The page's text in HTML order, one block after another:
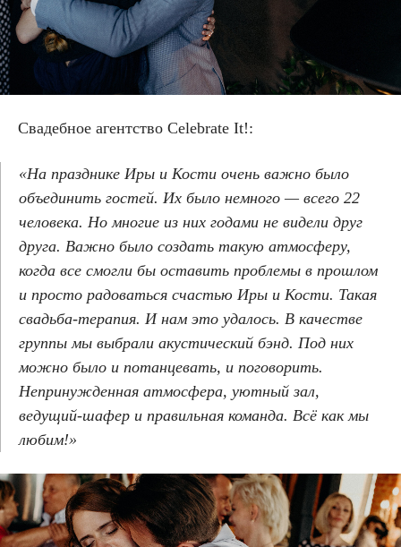
Свадебное агентство Celebrate It!:
«На празднике Иры и Кости очень важно было
объединить гостей. Их было немного — всего 22
человека. Но многие из них годами не видели друг
друга. Важно было создать такую атмосферу,
когда все смогли бы оставить проблемы в прошлом
и просто радоваться счастью Иры и Кости. Такая
свадьба-терапия. И нам это удалось. В качестве
группы мы выбрали акустический бэнд. Под них
можно было и потанцевать, и поговорить.
Непринужденная атмосфера, уютный зал,
ведущий-шафер и правильная команда. Всё как мы
любим!»